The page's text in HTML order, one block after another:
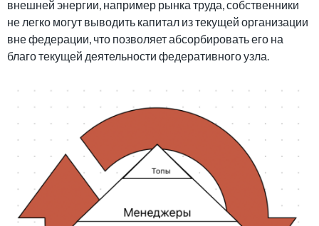
внешней энергии, например рынка труда, собственники
не легко могут выводить капитал из текущей организации
вне федерации, что позволяет абсорбировать его на
благо текущей деятельности федеративного узла.